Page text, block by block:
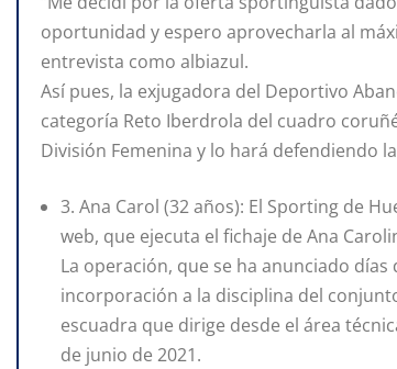
oportunidad y espero aprovecharla al
entrevista como albiazul.
Así pues, la exjugadora del Deportivo
categoría Reto Iberdrola del cuadro
División Femenina y lo hará defendiendo
3. Ana Carol (32 años): El Sporting de
web, que ejecuta el fichaje de Ana
La operación, que se ha anunciado
incorporación a la disciplina del
escuadra que dirige desde el área
de junio de 2021.